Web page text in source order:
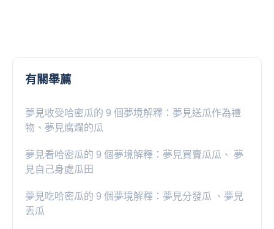
有關舉薦
夢見收受哈密瓜的 9 個夢境解釋：夢見送瓜作為禮
物、夢見腐爛的瓜
夢見看哈密瓜的 9 個夢境解釋：夢見買賣瓜瓜、 夢
見自己身處瓜田
夢見吃哈密瓜的 9 個夢境解釋：夢見分發瓜 、夢見
丟瓜